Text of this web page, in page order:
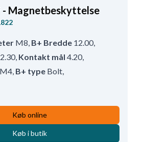
Magnetbeskyttelse
M8, B+ Bredde 12.00,
, Kontakt mål 4.20,
M4, B+ type Bolt,
Screw ,
Køb online
Køb i butik